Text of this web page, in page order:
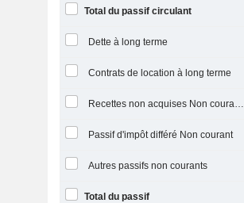
Total du passif circulant
Dette à long terme
Contrats de location à long terme
Recettes non acquises Non courantes
Passif d'impôt différé Non courant
Autres passifs non courants
Total du passif